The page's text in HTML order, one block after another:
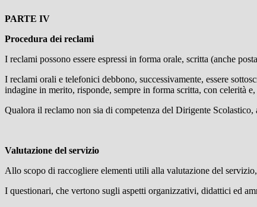
PARTE IV
Procedura dei reclami
I reclami possono essere espressi in forma orale, scritta (anche
I reclami orali e telefonici debbono, successivamente, essere
indagine in merito, risponde, sempre in forma scritta, con celerità
Qualora il reclamo non sia di competenza del Dirigente
Valutazione del servizio
Allo scopo di raccogliere elementi utili alla valutazione del
I questionari, che vertono sugli aspetti organizzativi, didattici ed